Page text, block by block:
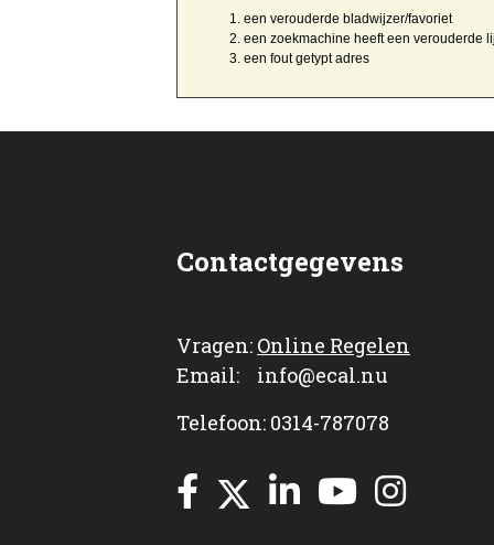
een verouderde bladwijzer/favoriet
een zoekmachine heeft een verouderde
een fout getyptadres
Contactgegevens
Vragen: Online Regelen
Email: info@ecal.nu
Telefoon: 0314-787078